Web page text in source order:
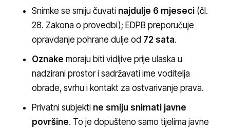
Snimke se smiju čuvati najdulje 6 mjeseci (čl.
28. Zakona o provedbi); EDPB preporučuje
opravdanje pohrane dulje od 72 sata.
Oznake moraju biti vidljive prije ulaska u
nadzirani prostor i sadržavati ime voditelja
obrade, svrhu i kontakt za ostvarivanje prava.
Privatni subjekti ne smiju snimati javne
površine. To je dopušteno samo tijelima javne